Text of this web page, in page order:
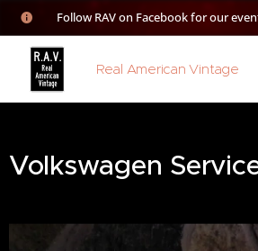
👉 Follow RAV on Facebook for our
Real American Vintage
Volkswagen